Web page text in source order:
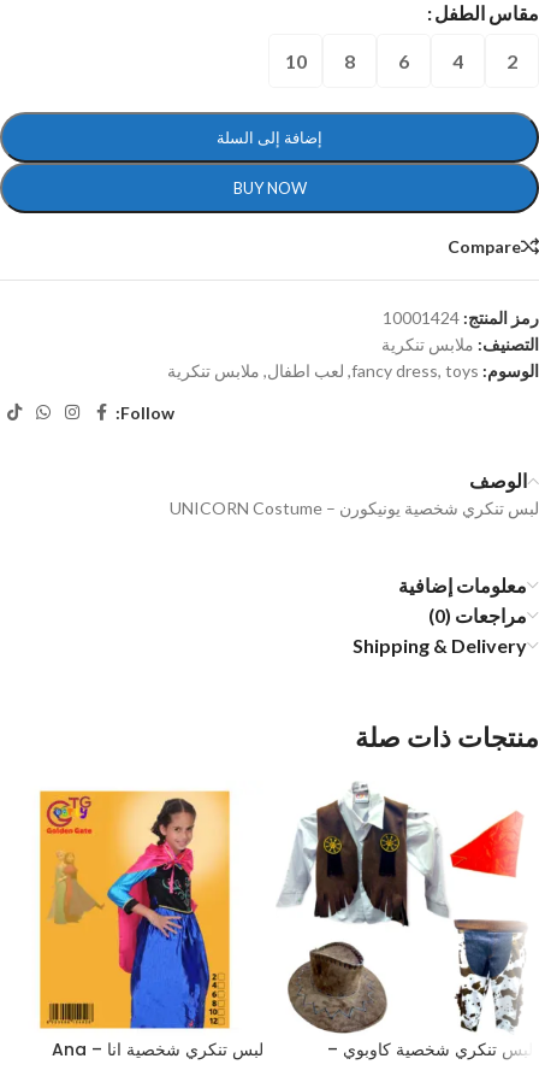
مقاس الطفل
2
4
6
8
10
إضافة إلى السلة
BUY NOW
Compare
رمز المنتج: 10001424
التصنيف: ملابس تنكرية
الوسوم:
fancy dress, toys
, لعب اطفال, ملابس تنكرية
Follow:
الوصف
لبس تنكري شخصية يونيكورن – UNICORN Costume
معلومات إضافية
مراجعات (0)
Shipping & Delivery
منتجات ذات صلة
لبس تنكري شخصية كاوبوي –
لبس تنكري شخصية انا – Ana